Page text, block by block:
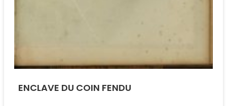
ENCLAVE DU COIN FENDU